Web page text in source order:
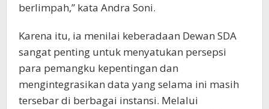
berlimpah,” kata Andra Soni.
Karena itu, ia menilai keberadaan Dewan SDA
sangat penting untuk menyatukan persepsi
para pemangku kepentingan dan
mengintegrasikan data yang selama ini masih
tersebar di berbagai instansi. Melalui